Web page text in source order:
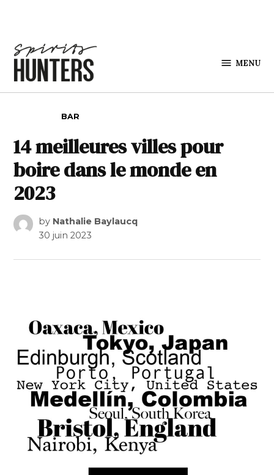
MENU
BAR
14 meilleures villes pour
boire dans le monde en
2023
by Nathalie Baylaucq
30 juin 2023